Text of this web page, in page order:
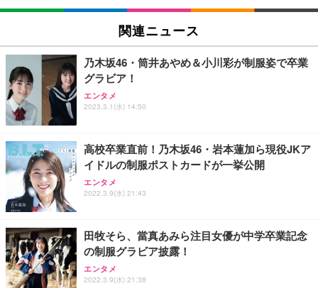
SIHOO B100 オフィスチェア／デスクチェア メッシ
ュチェア 人間工学 疲れない ブラック
￥27,999
ワーク チェア 強化バックレスト 30度ロッキング機
能 人間工学 椅子 腰サポート 90度跳ね上げ式アーム
務用 おしゃれ パソコンチェア (ブラック)
Sezlife オフィスチェア デスクチェア 疲れない テレ
ワーク チェア 強化バックレスト 30度ロッキング機
能 人間工学 椅子 腰サポート 90度跳ね上げ式アーム
務用 おしゃれ パソコンチェア (ホワイト)
ANDWINT オフィスチェア デスクチェア 肘なし メ
ッシュ 通気性 ランバーサポート付き 腰サポート ガ
ス圧無段階昇降 360度回転 キャスター付き コンパク
EIZO ビジネス向けプレミアムモニター | FlexScan
￥109,572
【純正品】27"ゲーミングモニター DualSense 充電
フック付き（CFI-ZDM1J）
【整備済み品】Dell E2724HS 27インチ 液晶モニタ
ー フルHD（1920×1080）VA 非光沢 HDMI/DisplayP
ort/VGA スピーカー内蔵 高さ調整 スイベル VESA対
【MiniLED/24.5inch/280Hz/FHD】GRAPHT THE S
HOOTER Gaming Monitor 24” Essential ゲーミン
グモニター QD 24.5インチ 1ms FHD 量子ドット 残
Amazonベーシック ペットシーツ 厚型 ワイド 42枚
x2袋(84枚) ホワイト(吸収面:ライトブルー)
￥3,234
ネオ・ルーライフ ネオ・オムツ L 中型犬用 26枚入
り 単品
Smart Basic(スマートベーシック) 【Amazon.co.jp
限定】 Smart Basic アイリスオーヤマ ペットシーツ
超厚型 お徳用 ワイド 100枚入 (x 1) (ケース販売)
アイリスオーヤマ ペットシーツ 超厚型 お徳用 レギ
ュラー 200枚入【Amazon.co.jp限定】
関連ニュース
乃木坂46・筒井あやめ＆小川彩が制服姿で卒業
グラビア！
エンタメ
2023.3.1(水) 14:50
高校卒業直前！乃木坂46・岩本蓮加ら現役JKア
イドルの制服ポストカードが一挙公開
エンタメ
2022.3.9(水) 21:43
田牧そら、當真あみら注目女優が中学卒業記念
の制服グラビア披露！
エンタメ
2022.3.9(水) 21:38